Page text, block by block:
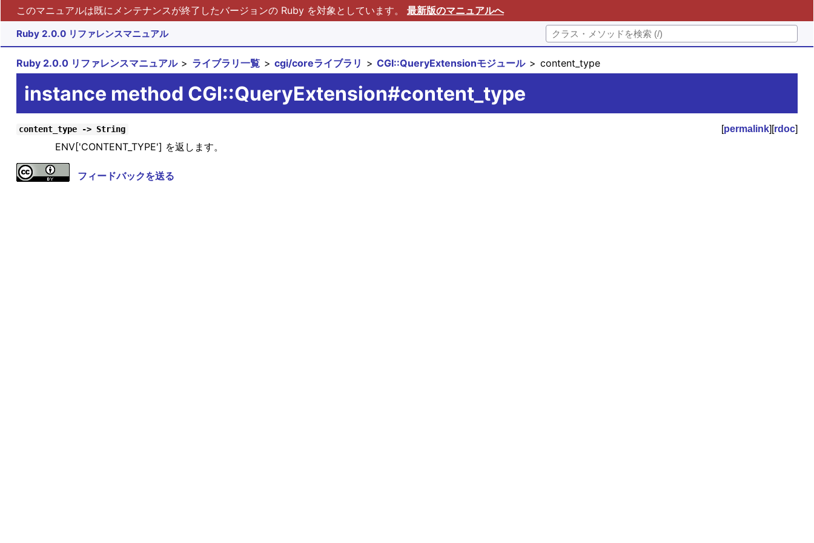
このマニュアルは既にメンテナンスが終了したバージョンの Ruby を対象としています。 最新版のマニュアルへ
Ruby 2.0.0 リファレンスマニュアル
Ruby 2.0.0 リファレンスマニュアル ライブラリ一覧 cgi/coreライブラリ CGI::QueryExtensionモジュール content_type
instance method CGI::QueryExtension#content_type
content_type -> String [permalink][rdoc]
ENV['CONTENT_TYPE'] を返します。
フィードバックを送る